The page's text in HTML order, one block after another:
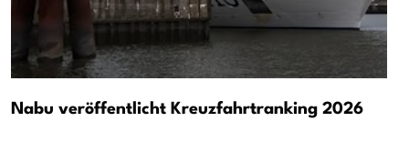
Nabu veröffentlicht Kreuzfahrtranking 2026